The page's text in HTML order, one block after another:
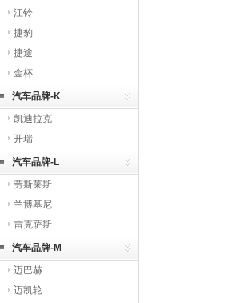
江铃
捷豹
捷途
金杯
汽车品牌-K
凯迪拉克
开瑞
汽车品牌-L
劳斯莱斯
兰博基尼
雷克萨斯
汽车品牌-M
迈巴赫
迈凯轮